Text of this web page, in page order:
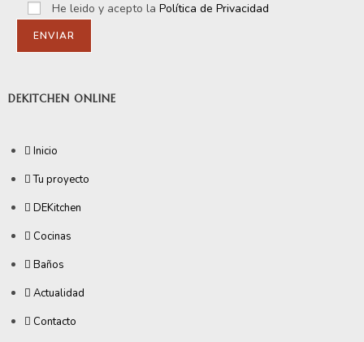
He leido y acepto la Política de Privacidad
DEKITCHEN ONLINE
Inicio
Tu proyecto
DEKitchen
Cocinas
Baños
Actualidad
Contacto